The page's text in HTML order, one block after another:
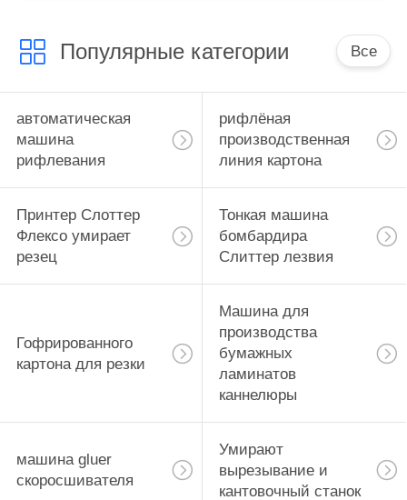
Популярные категории Все
автоматическая
машина
рифлевания
рифлёная
производственная
линия картона
Принтер Слоттер
Флексо умирает
резец
Тонкая машина
бомбардира
Слиттер лезвия
Гофрированного
картона для резки
Машина для
производства
бумажных
ламинатов
каннелюры
машина gluer
скоросшивателя
Умирают
вырезывание и
кантовочный станок